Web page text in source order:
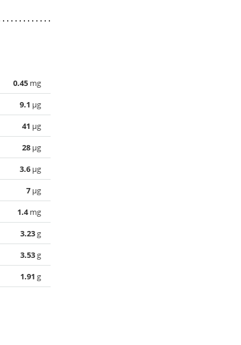
0.45 mg
9.1 µg
41 µg
28 µg
3.6 µg
7 µg
1.4mg
3.23g
3.53g
1.91 g